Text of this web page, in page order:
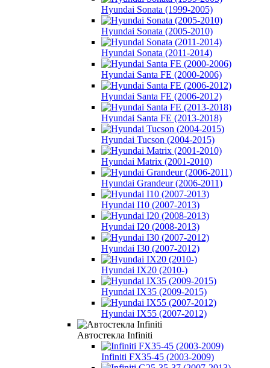
Hyundai Sonata (1999-2005)
Hyundai Sonata (2005-2010)
Hyundai Sonata (2011-2014)
Hyundai Santa FE (2000-2006)
Hyundai Santa FE (2006-2012)
Hyundai Santa FE (2013-2018)
Hyundai Tucson (2004-2015)
Hyundai Matrix (2001-2010)
Hyundai Grandeur (2006-2011)
Hyundai I10 (2007-2013)
Hyundai I20 (2008-2013)
Hyundai I30 (2007-2012)
Hyundai IX20 (2010-)
Hyundai IX35 (2009-2015)
Hyundai IX55 (2007-2012)
Автостекла Infiniti
Infiniti FX35-45 (2003-2009)